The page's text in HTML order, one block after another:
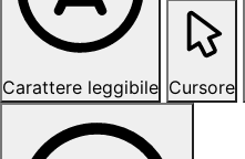
Carattere leggibile Cursore